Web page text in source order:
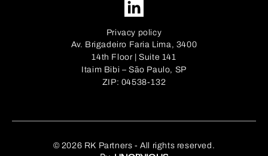
Privacy policy
Av. Brigadeiro Faria Lima, 3400
14th Floor | Suite 141
Itaim Bibi – São Paulo, SP
ZIP: 04538-132
© 2026 RK Partners - All rights reserved.